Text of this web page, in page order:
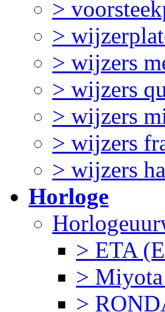
>
>
> wijzers
> wijzers
> wijzers
> wijzers
> wijzers
Horloge
> ETA
>
>